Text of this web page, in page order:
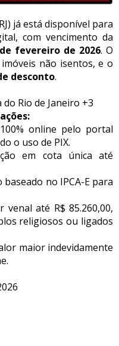
já está disponível para
com vencimento da
fevereiro de 2026. O
não isentos, e o
desconto.
Rio de Janeiro +3
online pelo portal
o uso de PIX.
em cota única até
baseado no IPCA-E para
até R$ 85.260,00,
religiosos ou ligados
maior indevidamente